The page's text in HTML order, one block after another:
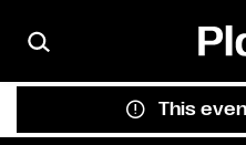
This